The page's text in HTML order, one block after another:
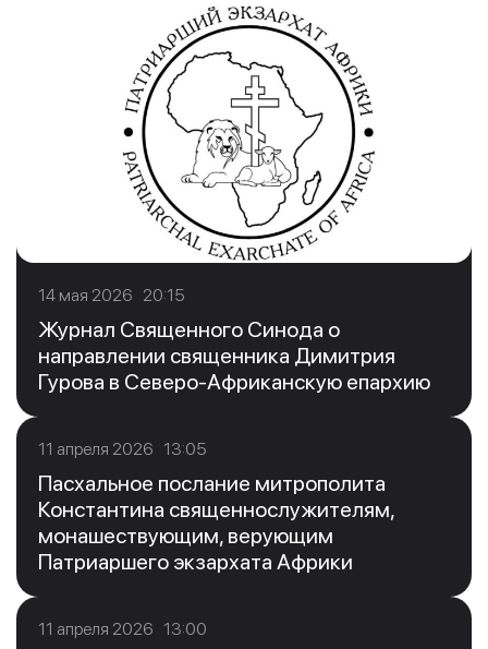
14 мая 2026 20:15
Журнал Священного Синода о
направлении священника Димитрия
Гурова в Северо-Африканскую епархию
11 апреля 2026 13:05
Пасхальное послание митрополита
Константина священнослужителям,
монашествующим, верующим
Патриаршего экзархата Африки
11 апреля 2026 13:00